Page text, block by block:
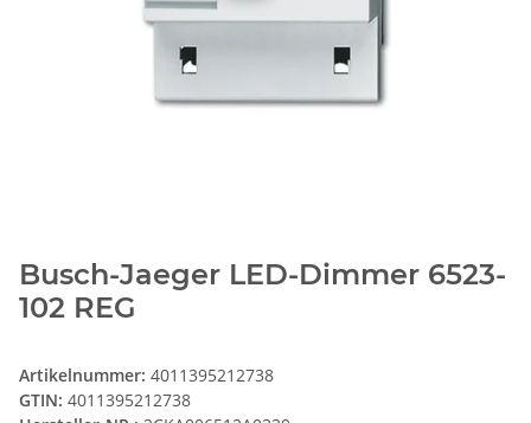
Busch-Jaeger LED-Dimmer 6523-
102 REG
Artikelnummer: 4011395212738
GTIN: 4011395212738